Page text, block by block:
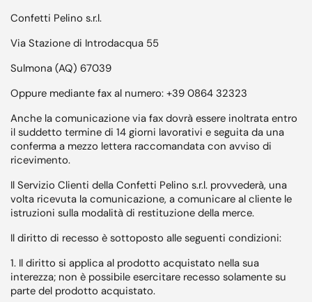
Confetti Pelino s.r.l.
Via Stazione di Introdacqua 55
Sulmona (AQ) 67039
Oppure mediante fax al numero: +39 0864 32323
Anche la comunicazione via fax dovrà essere inoltrata entro
il suddetto termine di 14 giorni lavorativi e seguita da una
conferma a mezzo lettera raccomandata con avviso di
ricevimento.
Il Servizio Clienti della Confetti Pelino s.r.l. provvederà, una
volta ricevuta la comunicazione, a comunicare al cliente le
istruzioni sulla modalità di restituzione della merce.
Il diritto di recesso è sottoposto alle seguenti condizioni:
1. Il diritto si applica al prodotto acquistato nella sua
interezza; non è possibile esercitare recesso solamente su
parte del prodotto acquistato.